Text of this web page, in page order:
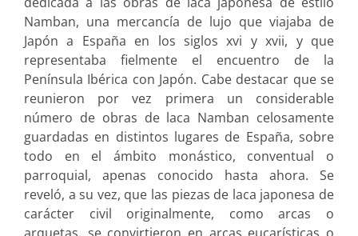
Namban, una mercancía de lujo que viajaba de
Japón a España en los siglos xvi y xvii, y que
representaba fielmente el encuentro de la
Península Ibérica con Japón. Cabe destacar que se
reunieron por vez primera un considerable
número de obras de laca Namban celosamente
guardadas en distintos lugares de España, sobre
todo en el ámbito monástico, conventual o
parroquial, apenas conocido hasta ahora. Se
reveló, a su vez, que las piezas de laca japonesa de
carácter civil originalmente, como arcas o